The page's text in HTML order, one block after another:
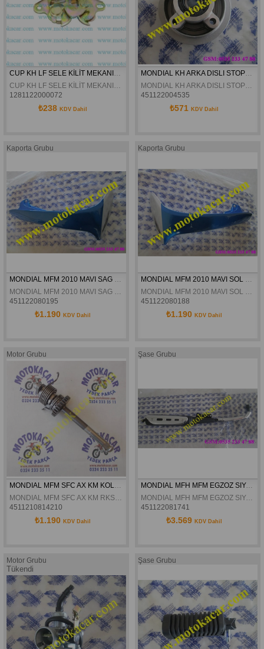
CUP KH LF SELE KİLİT MEKANIZMASI
CUP KH LF SELE KİLİT MEKANIZMASI
1281122000072
₺238 KDV Dahil
MONDIAL KH ARKA DISLI STOPERI ORJINAL
MONDIAL KH ARKA DISLI STOPERI ORJINAL
451122004535
₺571 KDV Dahil
Kaporta Grubu
MONDIAL MFM 2010 MAVI SAG DIS RÜZGARLIK ORJINAL
MONDIAL MFM 2010 MAVI SAG DIS RÜZGARLIK ORJINAL
451122080195
₺1.190 KDV Dahil
Kaporta Grubu
MONDIAL MFM 2010 MAVI SOL DIS RÜZGARLIK ORJINAL
MONDIAL MFM 2010 MAVI SOL DIS RÜZGARLIK ORJINAL
451122080188
₺1.190 KDV Dahil
Motor Grubu
MONDIAL MFM SFC AX KM KOLÇAK MILI KOMPLE ORJINAL
MONDIAL MFM SFC AX KM RKS NEXT 100 KOLÇAK MILI KOMPLE ORJINAL
4511210814210
₺1.190 KDV Dahil
Şase Grubu
MONDIAL MFH MFM EGZOZ SIYAH ORJINAL
MONDIAL MFH MFM EGZOZ SIYAH ORJINAL
451122081741
₺3.569 KDV Dahil
Motor Grubu
Tükendi
Şase Grubu